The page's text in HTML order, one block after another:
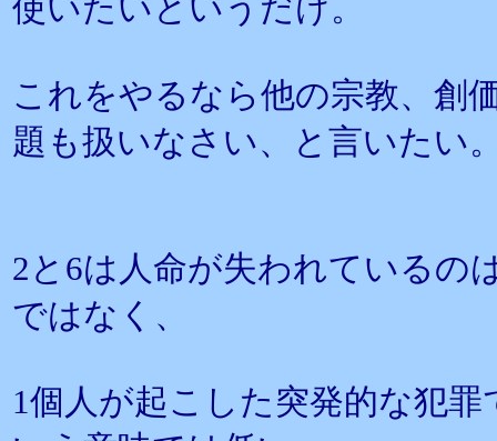
使いたいというだけ。
これをやるなら他の宗教、創
題も扱いなさい、と言いたい
2と6は人命が失われているの
ではなく、
1個人が起こした突発的な犯